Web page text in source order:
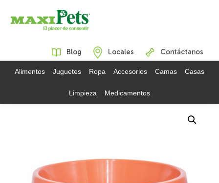
Blog Locales Contáctanos
Alimentos Juguetes Ropa Accesorios Camas Casas
Limpieza Medicamentos